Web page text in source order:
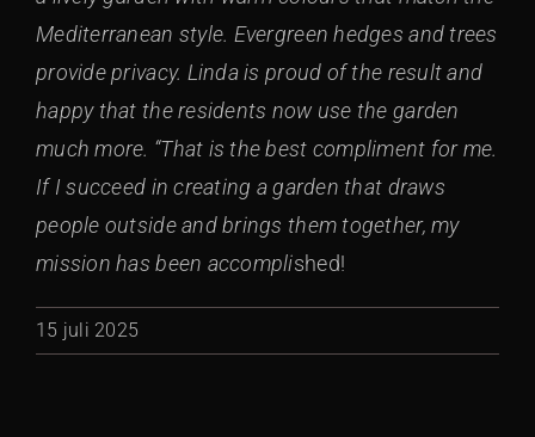
Mediterranean style. Evergreen hedges and trees
provide privacy. Linda is proud of the result and
happy that the residents now use the garden
much more. “That is the best compliment for me.
If I succeed in creating a garden that draws
people outside and brings them together, my
mission has been accomplished!
15 juli 2025